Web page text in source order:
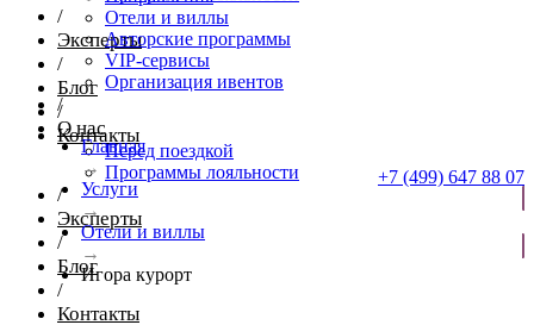
/
Эксперты
/
Блог
/
Контакты
+7 (499) 647 88 07
Отели и виллы
Авторские программы
VIP-сервисы
Организация ивентов
/
О нас
Перед поездкой
Программы лояльности
/
Эксперты
/
Блог
/
Контакты
Главная
→
Услуги
→
Отели и виллы
→
Игора курорт